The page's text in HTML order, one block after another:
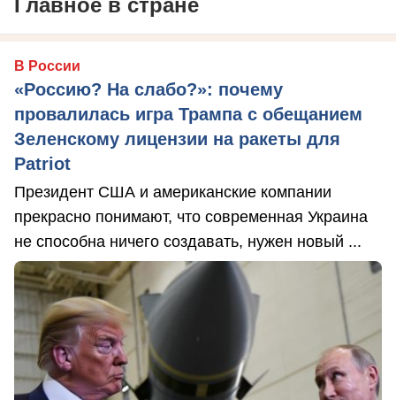
В России
«Россию? На слабо?»: почему
провалилась игра Трампа с обещанием
Зеленскому лицензии на ракеты для
Patriot
Президент США и американские компании
прекрасно понимают, что современная Украина
не способна ничего создавать, нужен новый ...